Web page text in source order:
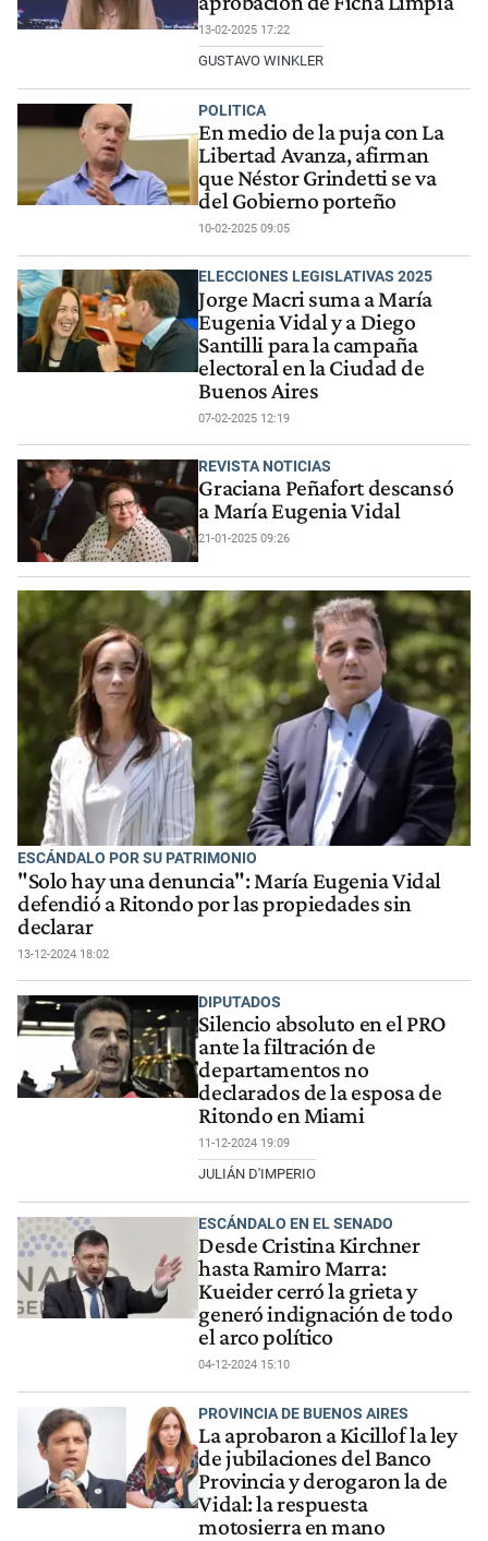
13-02-2025 17:22
GUSTAVO WINKLER
POLITICA
En medio de la puja con La
Libertad Avanza, afirman
que Néstor Grindetti se va
del Gobierno porteño
10-02-2025 09:05
ELECCIONES LEGISLATIVAS 2025
Jorge Macri suma a María
Eugenia Vidal y a Diego
Santilli para la campaña
electoral en la Ciudad de
Buenos Aires
07-02-2025 12:19
REVISTA NOTICIAS
Graciana Peñafort descansó
a María Eugenia Vidal
21-01-2025 09:26
ESCÁNDALO POR SU PATRIMONIO
"Solo hay una denuncia": María Eugenia Vidal
defendió a Ritondo por las propiedades sin
declarar
13-12-2024 18:02
DIPUTADOS
Silencio absoluto en el PRO
ante la filtración de
departamentos no
declarados de la esposa de
Ritondo en Miami
11-12-2024 19:09
JULIÁN D'IMPERIO
ESCÁNDALO EN EL SENADO
Desde Cristina Kirchner
hasta Ramiro Marra:
Kueider cerró la grieta y
generó indignación de todo
el arco político
04-12-2024 15:10
PROVINCIA DE BUENOS AIRES
La aprobaron a Kicillof la ley
de jubilaciones del Banco
Provincia y derogaron la de
Vidal: la respuesta
motosierra en mano